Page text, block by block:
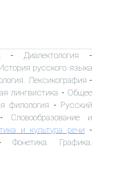
- Диалектология -
русского языка
Лексикография -
лингвистика - Общее
филология - Русский
Словообразование и
и культура речи -
Фонетика. Графика.